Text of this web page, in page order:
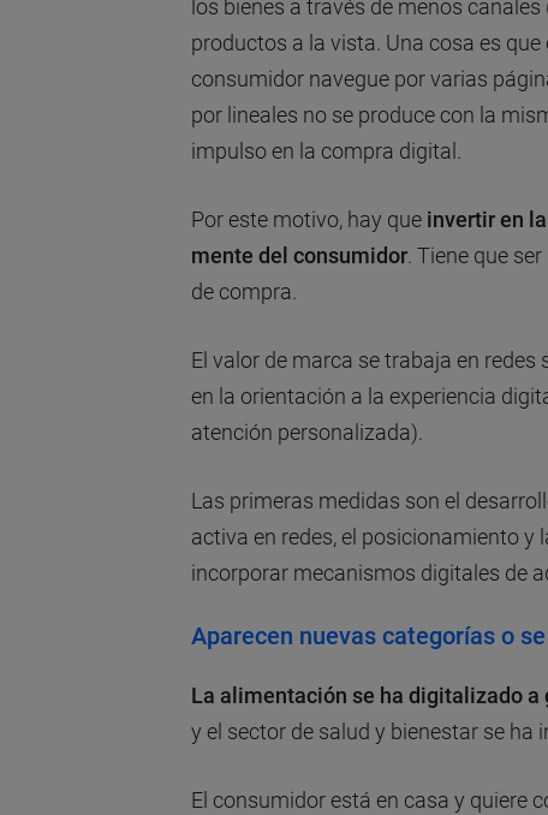
los bienes a través de menos
productos a la vista. Una cosa es
consumidor navegue por varias
por lineales no se produce con la
impulso en la compra digital.
Por este motivo, hay que invertir en
mente del consumidor. Tiene que
de compra.
El valor de marca se trabaja en
en la orientación a la experiencia
atención personalizada).
Las primeras medidas son el
activa en redes, el posicionamiento y
incorporar mecanismos digitales de
Aparecen nuevas categorías o
La alimentación se ha digitalizado a
y el sector de salud y bienestar se
El consumidor está en casa y quiere